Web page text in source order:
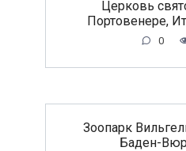
Церковь
Портовенере,
0
Зоопарк
Баден-